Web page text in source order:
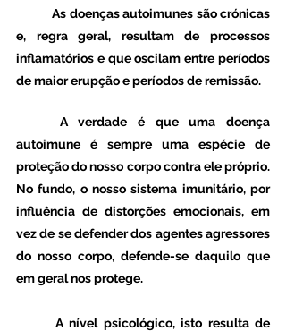
	As doenças autoimunes são crónicas
e, regra geral, resultam de processos
inflamatórios e que oscilam entre períodos
de maior erupção e períodos de remissão.
autoimune é sempre uma espécie de
proteção do nosso corpo contra ele próprio.
No fundo, o nosso sistema imunitário, por
influência de distorções emocionais, em
vez de se defender dos agentes agressores
do nosso corpo, defende-se daquilo que
em geral nos protege.